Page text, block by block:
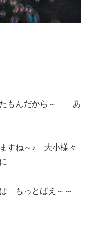
もんだから～ あ
すね～♪ 大小様々
もっとばえ～～